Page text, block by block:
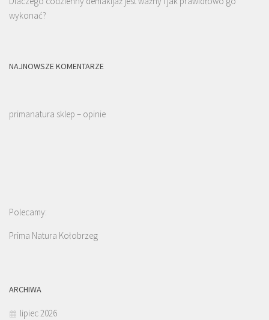
wykonać?
NAJNOWSZE KOMENTARZE
primanatura sklep – opinie
Polecamy:
Prima Natura Kołobrzeg
ARCHIWA
lipiec 2026